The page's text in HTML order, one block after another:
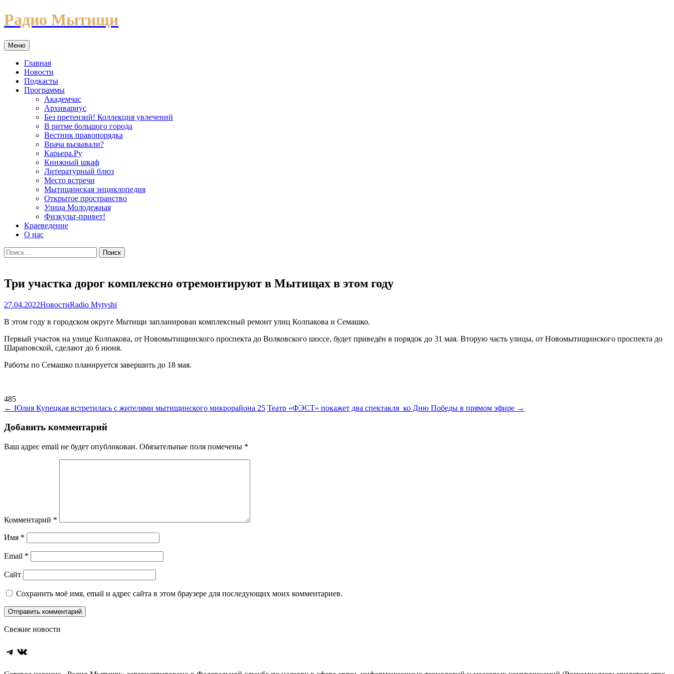
Перейти
к
Радио Мытищи
Меню
Главная
Новости
Подкасты
Программы
Академчас
Архивариус
Без претензий! Коллекция увлечений
В ритме большого города
Вестник правопорядка
Врача вызывали?
Карьера.Ру
Книжный шкаф
Литературный блюз
Место встречи
Мытищинская энциклопедия
Открытое пространство
Улица Молодежная
Физкульт-привет!
Краеведение
О нас
Найти:
Три участка дорог комплексно отремонтируют в Мытищах в этом году
27.04.2022НовостиRadio Mytyshi
В этом году в городском округе Мытищи запланирован комплексный ремонт улиц Колпакова и Семашко.
Первый участок на улице Колпакова, от Новомытищинского проспекта до Волковского шоссе, будет приведён в порядок до 31 мая. Вторую часть улицы, от Новомытищинского проспекта до
Шараповской, сделают до 6 июня.
Работы по Семашко планируется завершить до 18 мая.
485
Навигация
по
записям
← Юлия Купецкая встретилась с жителями мытищинского микрорайона 25 Театр «ФЭСТ» покажет два спектакля ко Дню Победы в прямом эфире →
Добавить комментарий
Ваш адрес email не будет опубликован. Обязательные поля помечены *
Комментарий *
Имя *
Email *
Сайт
Сохранить моё имя, email и адрес сайта в этом браузере для последующих моих комментариев.
Свежие новости
Telegram
ВКонтакте